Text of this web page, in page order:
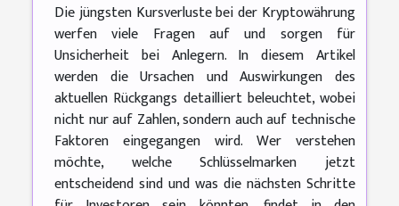
Die jüngsten Kursverluste bei der Kryptowährung
werfen viele Fragen auf und sorgen für
Unsicherheit bei Anlegern. In diesem Artikel
werden die Ursachen und Auswirkungen des
aktuellen Rückgangs detailliert beleuchtet, wobei
nicht nur auf Zahlen, sondern auch auf technische
Faktoren eingegangen wird. Wer verstehen
möchte, welche Schlüsselmarken jetzt
entscheidend sind und was die nächsten Schritte